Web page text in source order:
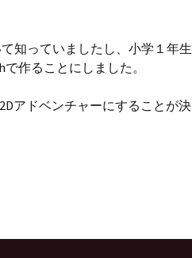
知っていましたし、小学１年
作ることにしました。
アドベンチャーにすることが
とゲーム作ってみている